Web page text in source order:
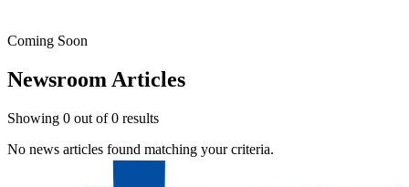
Coming Soon
Newsroom Articles
Showing 0 out of0 results
No news articles found matching your criteria.